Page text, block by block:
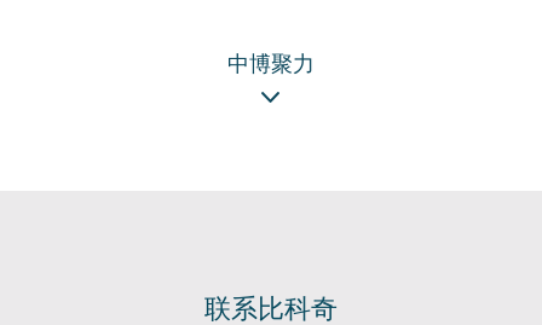
中博聚力
联系比科奇